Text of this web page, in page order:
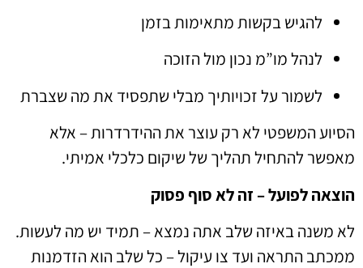
להגיש בקשות מתאימות בזמן
לנהל מו”מ נכון מול הזוכה
לשמור על זכויותיך מבלי שתפסיד את מה שצברת
הסיוע המשפטי לא רק עוצר את ההידרדרות – אלא
מאפשר להתחיל תהליך של שיקום כלכלי אמיתי.
הוצאה לפועל – זה לא סוף פסוק
לא משנה באיזה שלב אתה נמצא – תמיד יש מה לעשות.
ממכתב התראה ועד צו עיקול – כל שלב הוא הזדמנות